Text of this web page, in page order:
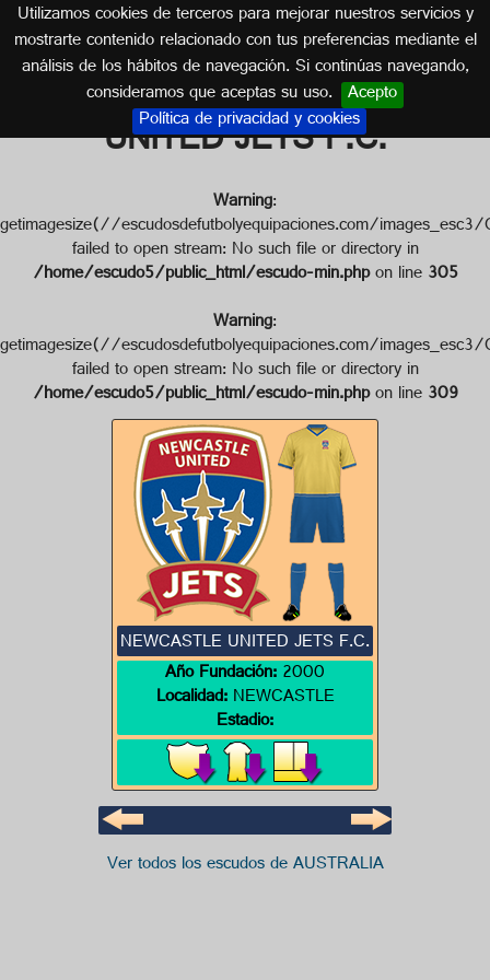
Utilizamos cookies de terceros para mejorar nuestros servicios y
mostrarte contenido relacionado con tus preferencias mediante el
análisis de los hábitos de navegación. Si continúas navegando,
consideramos que aceptas su uso. Acepto
Política de privacidad y cookies
Escudo de NEWCASTLE
UNITED JETS F.C.
AUSTRALIA
Warning:
getimagesize(//escudosdefutbolyequipaciones.com/
failed to open stream: No such file or directory in
/home/escudo5/public_html/escudo-min.phpon line305
Warning:
getimagesize(//escudosdefutbolyequipaciones.com/
failed to open stream: No such file or directory in
/home/escudo5/public_html/escudo-min.phpon line309
NEWCASTLE UNITED JETS F.C.
Año Fundación:2000
Localidad:NEWCASTLE
Estadio:
Ver todos los escudos de AUSTRALIA